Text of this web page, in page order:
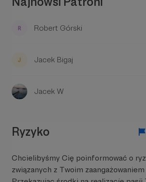
Robert Górski
Jacek Bigaj
Jacek W
Ryzyko
Chcielibyśmy Cię poinformować o
związanych z Twoim